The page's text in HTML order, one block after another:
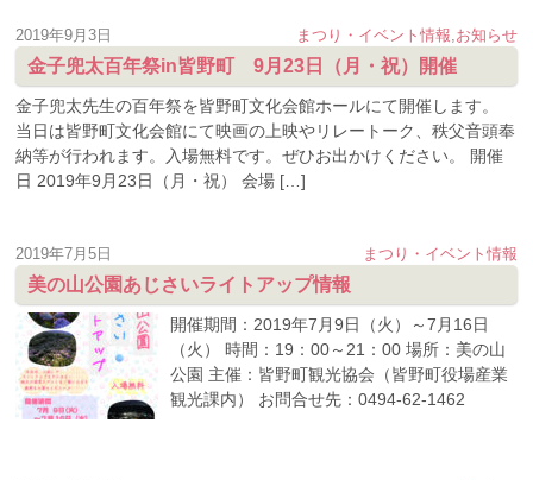
まつり・イベント情報 お知らせ
2019年9月3日
金子兜太百年祭in皆野町 9月23日（月・祝）開催
金子兜太先生の百年祭を皆野町文化会館ホールにて開催します。
当日は皆野町文化会館にて映画の上映やリレートーク、秩父音頭奉
納等が行われます。入場無料です。ぜひお出かけください。 開催
日 2019年9月23日（月・祝） 会場 […]
まつり・イベント情報
2019年7月5日
美の山公園あじさいライトアップ情報
開催期間：2019年7月9日（火）～7月16日
（火） 時間：19：00～21：00 場所：美の山
公園 主催：皆野町観光協会（皆野町役場産業
観光課内） お問合せ先：0494-62-1462